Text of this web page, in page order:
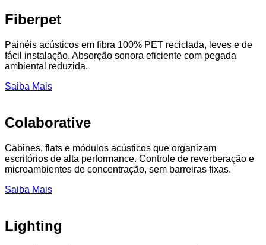
Fiberpet
Painéis acústicos em fibra 100% PET reciclada, leves e de
fácil instalação. Absorção sonora eficiente com pegada
ambiental reduzida.
Saiba Mais
Colaborative
Cabines, flats e módulos acústicos que organizam
escritórios de alta performance. Controle de reverberação e
microambientes de concentração, sem barreiras fixas.
Saiba Mais
Lighting